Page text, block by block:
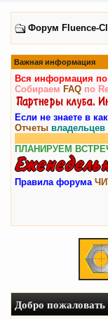
Форум Fluence-
Важная информация
Вся информация по
Собираем FAQ по
Если не знаете в
Отчеты
ПЛАНИРУЕМ
Правила форума
Добро